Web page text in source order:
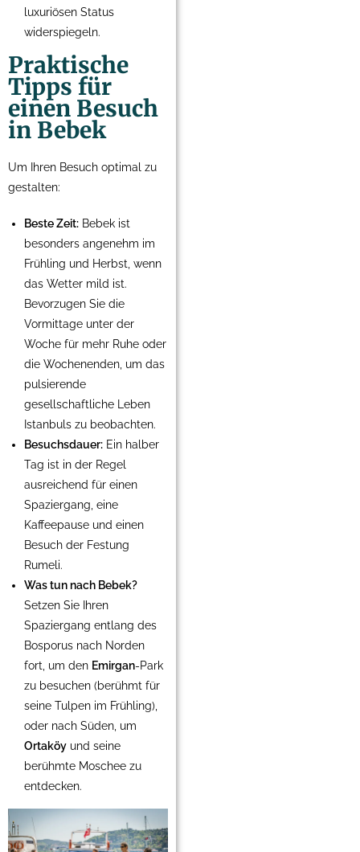
luxuriösen Status
widerspiegeln.
Praktische
Tipps für
einen Besuch
in Bebek
Um Ihren Besuch optimal zu
gestalten:
Beste Zeit: Bebek ist
besonders angenehm im
Frühling und Herbst, wenn
das Wetter mild ist.
Bevorzugen Sie die
Vormittage unter der
Woche für mehr Ruhe oder
die Wochenenden, um das
pulsierende
gesellschaftliche Leben
Istanbuls zu beobachten.
Besuchsdauer: Ein halber
Tag ist in der Regel
ausreichend für einen
Spaziergang, eine
Kaffeepause und einen
Besuch der Festung
Rumeli.
Was tun nach Bebek?
Setzen Sie Ihren
Spaziergang entlang des
Bosporus nach Norden
fort, um den Emirgan-Park
zu besuchen (berühmt für
seine Tulpen im Frühling),
oder nach Süden, um
Ortaköy und seine
berühmte Moschee zu
entdecken.